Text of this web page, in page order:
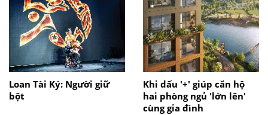
Loan Tài Ký: Người giữ
bột
Khi dấu '+' giúp căn hộ
hai phòng ngủ 'lớn lên'
cùng gia đình